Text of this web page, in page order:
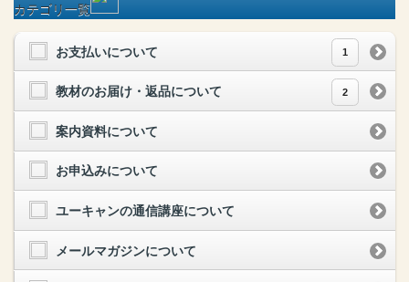
カテゴリ一覧
お支払いについて 1
教材のお届け・返品について 2
案内資料について
お申込みについて
ユーキャンの通信講座について
メールマガジンについて